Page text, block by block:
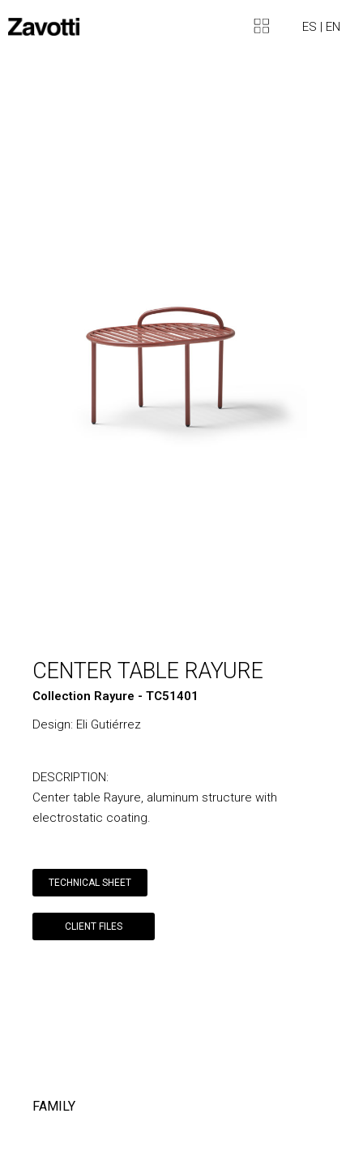
ES | EN
CENTER TABLE RAYURE
Collection Rayure - TC51401
Design: Eli Gutiérrez
DESCRIPTION:
Center table Rayure, aluminum structure with
electrostatic coating.
TECHNICAL SHEET
CLIENT FILES
FAMILY